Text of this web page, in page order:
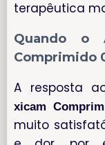
terapêutica
Quando o
Comprimido
A resposta
xicam
muito